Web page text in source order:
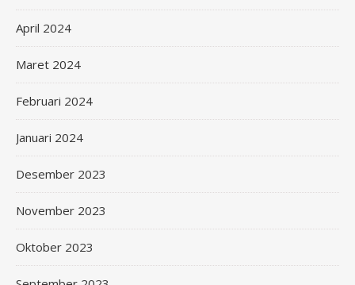
April 2024
Maret 2024
Februari 2024
Januari 2024
Desember 2023
November 2023
Oktober 2023